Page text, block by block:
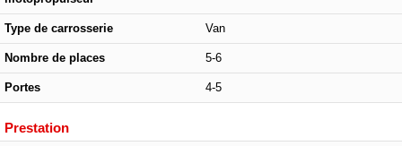
Type de carrosserie Van
Nombre de places 5-6
Portes 4-5
Prestation